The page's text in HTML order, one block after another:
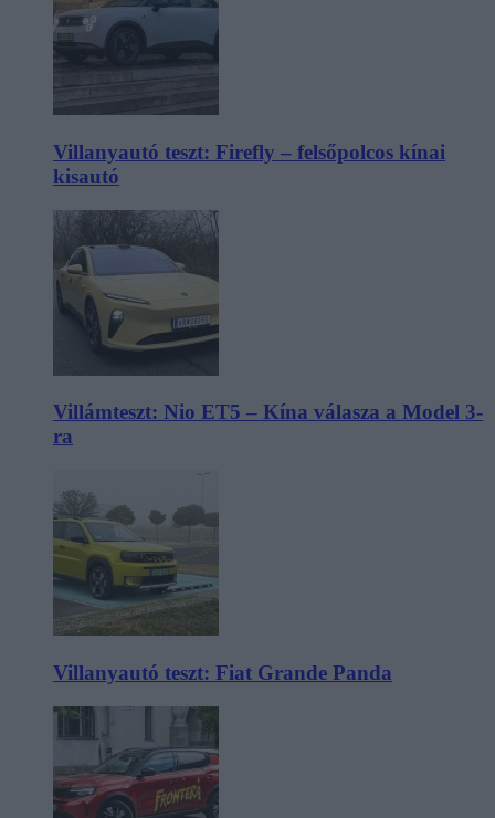
Villanyautó teszt: Firefly – felsőpolcos kínai
kisautó
Villámteszt: Nio ET5 – Kína válasza a Model 3-
ra
Villanyautó teszt: Fiat Grande Panda